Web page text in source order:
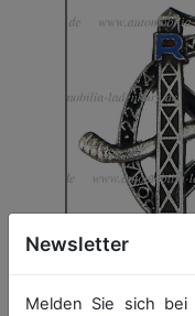
Newsletter
Melden Sie sich